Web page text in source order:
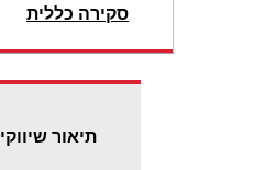
סקירה כללית
תיאור שיווקי